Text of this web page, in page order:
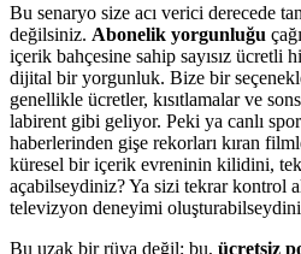
Bu senaryo size acı verici derecede
değilsiniz. Abonelik yorgunluğu
içerik bahçesine sahip sayısız ücretli
dijital bir yorgunluk. Bize bir
genellikle ücretler, kısıtlamalar ve
labirent gibi geliyor. Peki ya canlı
haberlerinden gişe rekorları kıran
küresel bir içerik evreninin kilidini,
açabilseydiniz? Ya sizi tekrar kontrol
televizyon deneyimi
Bu uzak bir rüya değil; bu, ücretsiz